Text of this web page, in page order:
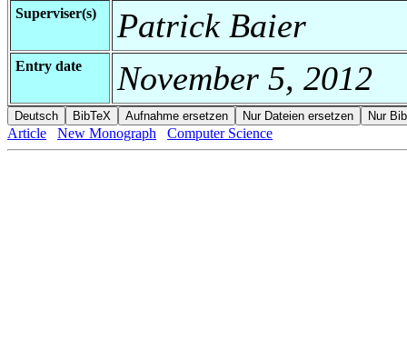
Superviser(s) Patrick Baier
Entry date November 5, 2012
Article New Monograph Computer Science